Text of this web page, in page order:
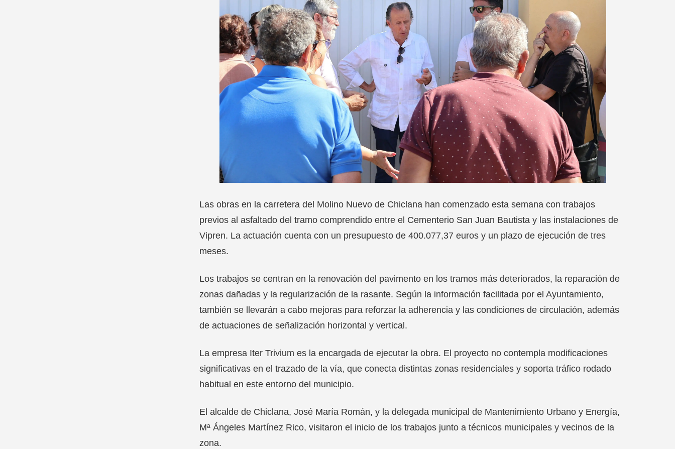
Las obras en la carretera del Molino Nuevo de Chiclana han comenzado esta semana con trabajos
previos al asfaltado del tramo comprendido entre el Cementerio San Juan Bautista y las instalaciones de
Vipren. La actuación cuenta con un presupuesto de 400.077,37 euros y un plazo de ejecución de tres
meses.
Los trabajos se centran en la renovación del pavimento en los tramos más deteriorados, la reparación de
zonas dañadas y la regularización de la rasante. Según la información facilitada por el Ayuntamiento,
también se llevarán a cabo mejoras para reforzar la adherencia y las condiciones de circulación, además
de actuaciones de señalización horizontal y vertical.
La empresa Iter Trivium es la encargada de ejecutar la obra. El proyecto no contempla modificaciones
significativas en el trazado de la vía, que conecta distintas zonas residenciales y soporta tráfico rodado
habitual en este entorno del municipio.
El alcalde de Chiclana, José María Román, y la delegada municipal de Mantenimiento Urbano y Energía,
Mª Ángeles Martínez Rico, visitaron el inicio de los trabajos junto a técnicos municipales y vecinos de la
zona.